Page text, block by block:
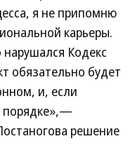
я не припомню
карьеры.
Кодекс
обязательно будет
и, если
порядке»,—
решение